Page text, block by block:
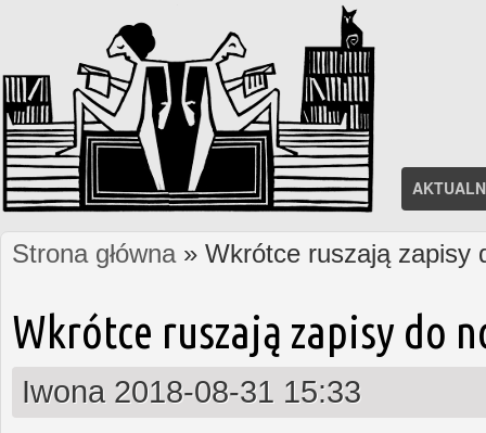
Jesteś tutaj
Strona główna» Wkrótce ruszają zapisy
Wkrótce ruszają zapisy do
Iwona 2018-08-31 15:33